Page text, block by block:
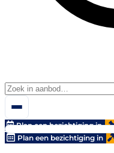
Plan een bezichtiging in
Plan een bezichtiging in